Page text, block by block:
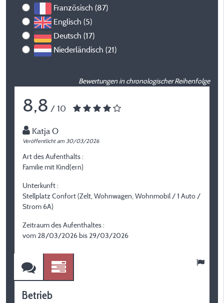
Französisch (87)
Englisch (5)
Deutsch (17)
Niederländisch (21)
Bewertungen in chronologischer Reihenfolge
8,8 / 10
Katja O
Veröffentlicht am 30/03/2026
Art des Aufenthalts :
Familie mit Kind(ern)
Unterkunft :
Stellplatz Confort (Zelt, Wohnwagen, Wohnmobil / 1 Auto /
Strom 6A)
Zeitraum des Aufenthaltes :
vom 28/03/2026 bis 29/03/2026
Betrieb